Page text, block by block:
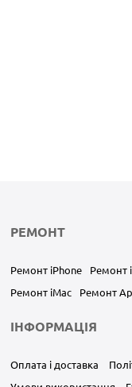
РЕМОНТ
Ремонт iPhone Ремонт
Ремонт iMac
Ремонт
ІНФОРМАЦІЯ
Оплата і доставка